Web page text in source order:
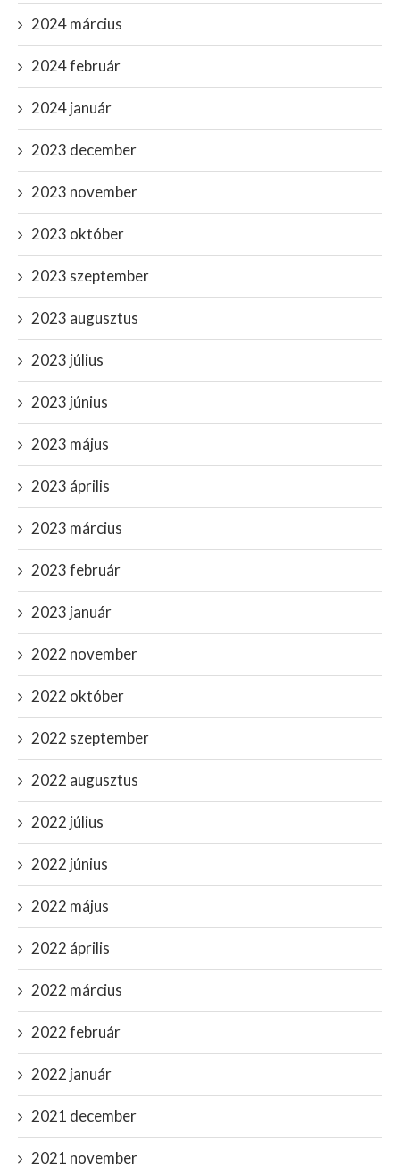
2024 március
2024 február
2024 január
2023 december
2023 november
2023 október
2023 szeptember
2023 augusztus
2023 július
2023 június
2023 május
2023 április
2023 március
2023 február
2023 január
2022 november
2022 október
2022 szeptember
2022 augusztus
2022 július
2022 június
2022 május
2022 április
2022 március
2022 február
2022 január
2021 december
2021 november